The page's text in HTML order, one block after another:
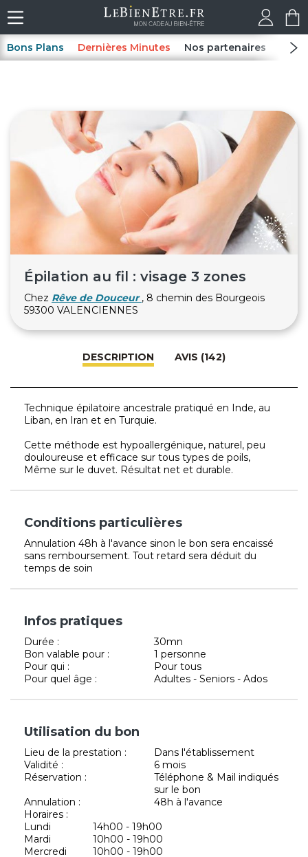
Bons Plans Dernières Minutes Nos partenaires Spas
Épilation au fil : visage 3 zones
Chez Rêve de Douceur , 8 chemin des Bourgeois
59300 VALENCIENNES
DESCRIPTION AVIS (142)
Technique épilatoire ancestrale pratiqué en Inde, au
Liban, en Iran et en Turquie.
Cette méthode est hypoallergénique, naturel, peu
douloureuse et efficace sur tous types de poils,
Même sur le duvet. Résultat net et durable.
Conditions particulières
Annulation 48h à l'avance sinon le bon sera encaissé
sans remboursement. Tout retard sera déduit du
temps de soin
Infos pratiques
Durée :
30mn
Bon valable pour :
1 personne
Pour qui :
Pour tous
Pour quel âge :
Adultes - Seniors - Ados
Utilisation du bon
Lieu de la prestation :
Dans l'établissement
Validité :
6 mois
Réservation :
Téléphone & Mail indiqués
sur le bon
Annulation :
48h à l'avance
Horaires :
Lundi
14h00 - 19h00
Mardi
10h00 - 19h00
Mercredi
10h00 - 19h00